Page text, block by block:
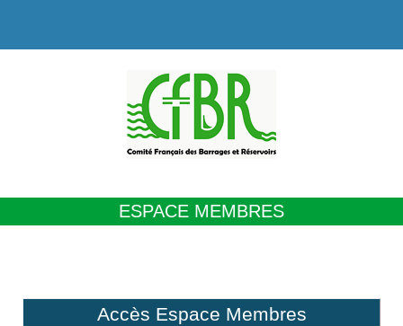
ESPACE MEMBRES
Accès Espace Membres